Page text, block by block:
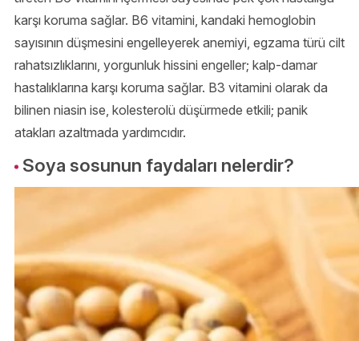
karşı koruma sağlar. B6 vitamini, kandaki hemoglobin
sayısının düşmesini engelleyerek anemiyi, egzama türü cilt
rahatsızlıklarını, yorgunluk hissini engeller; kalp-damar
hastalıklarına karşı koruma sağlar. B3 vitamini olarak da
bilinen niasin ise, kolesterolü düşürmede etkili; panik
atakları azaltmada yardımcıdır.
Soya sosunun faydaları nelerdir?